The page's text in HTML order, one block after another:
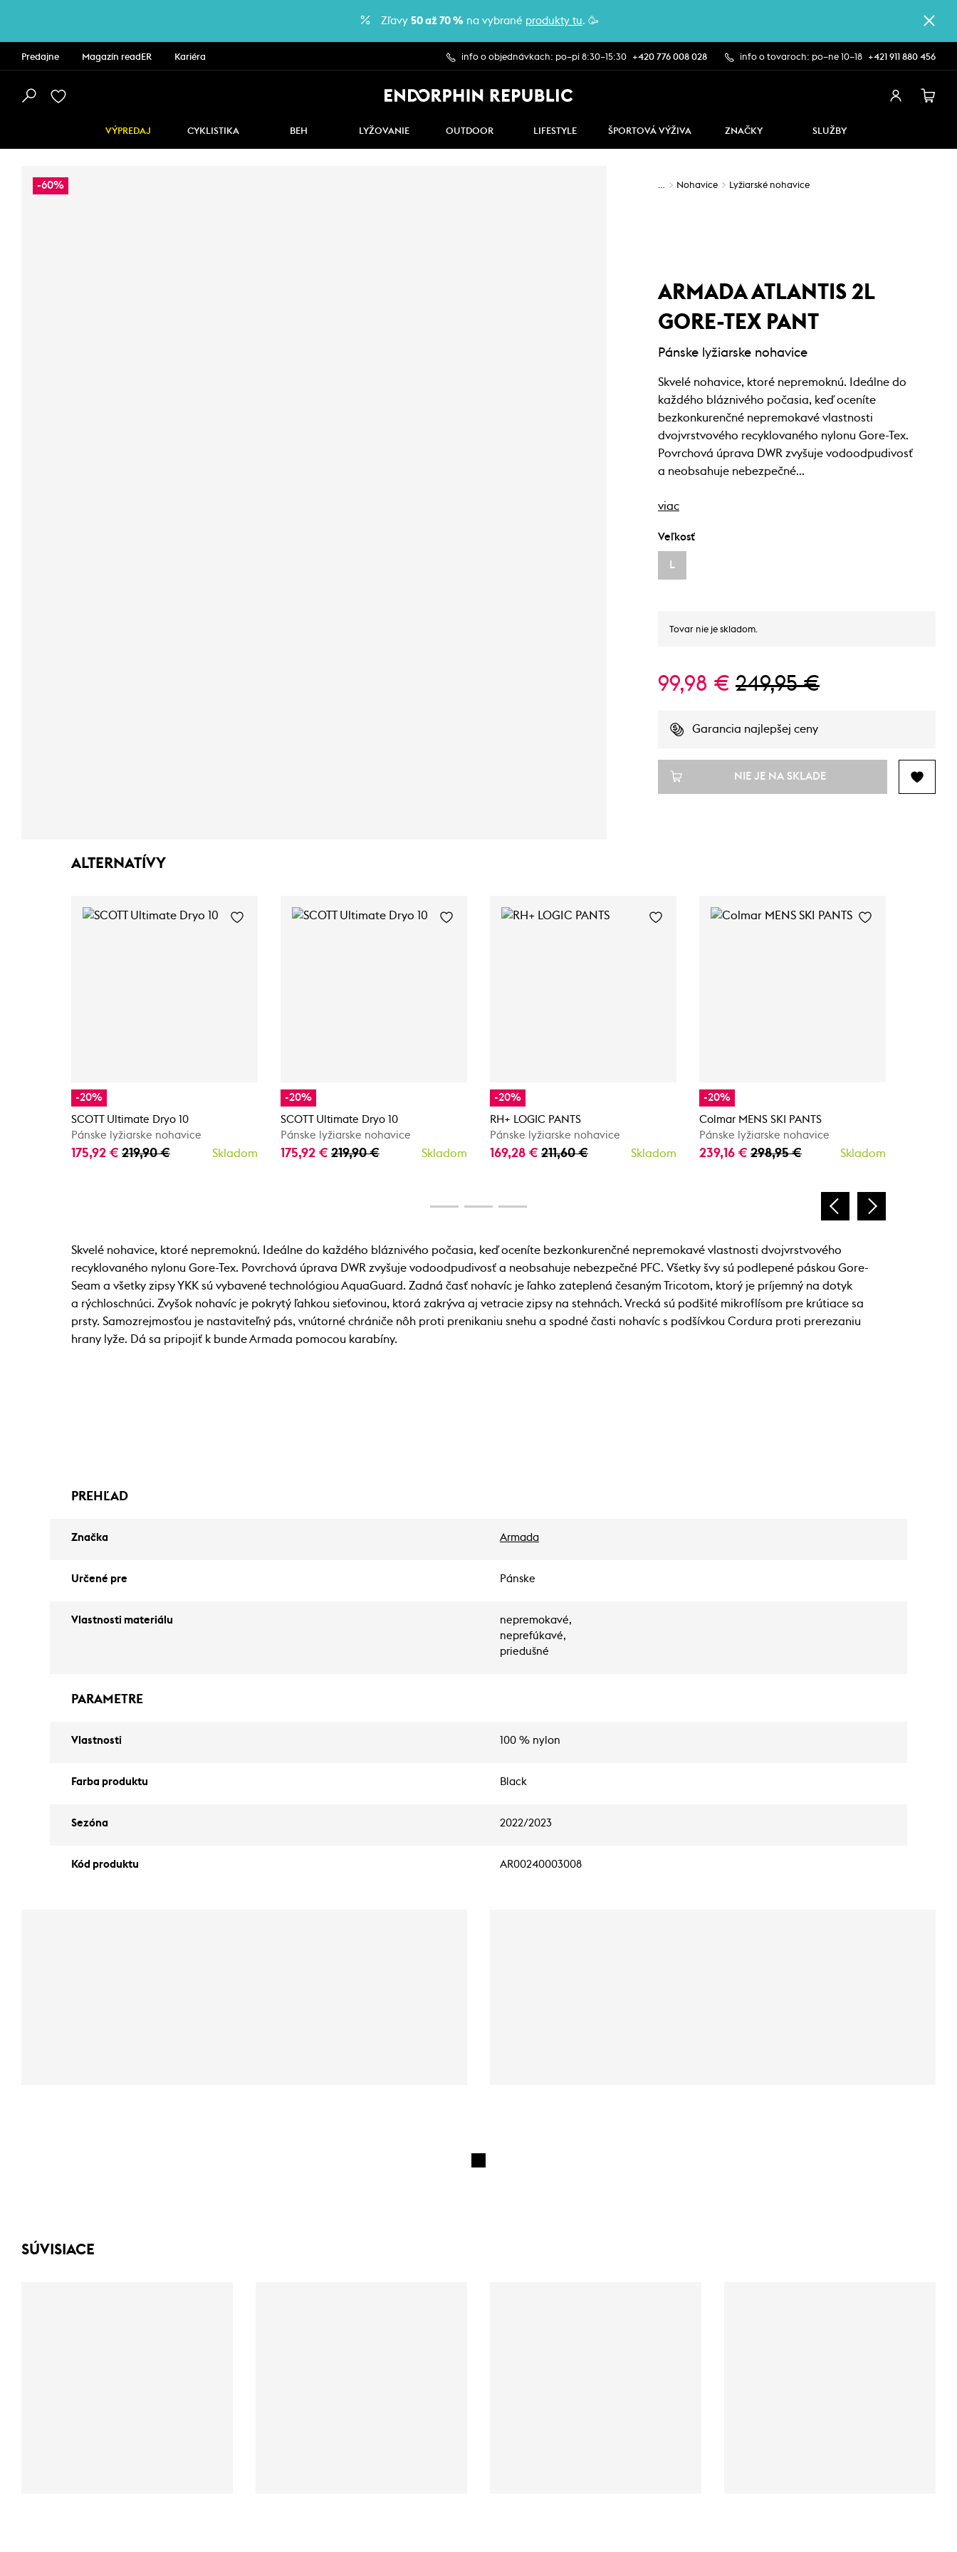
Zľavy 50 až 70 % na vybrané produkty tu. 🥳
Predajne Magazín readER Kariéra info o objednávkach: po–pi 8:30–15:30 +420 776 008 028 info o tovaroch: po–ne 10–18 +421 911 880 456
VÝPREDAJ CYKLISTIKA BEH LYŽOVANIE OUTDOOR LIFESTYLE ŠPORTOVÁ VÝŽIVA ZNAČKY SLUŽBY
-60% … Nohavice Lyžiarské nohavice
ARMADA ATLANTIS 2L
GORE-TEX PANT
Pánske lyžiarske nohavice
Skvelé nohavice, ktoré nepremoknú. Ideálne do
každého bláznivého počasia, keď oceníte
bezkonkurenčné nepremokavé vlastnosti
dvojvrstvového recyklovaného nylonu Gore-Tex.
Povrchová úprava DWR zvyšuje vodoodpudivosť
a neobsahuje nebezpečné…
viac
Veľkosť
L
Tovar nie je skladom.
99,98 € 249,95 €
Garancia najlepšej ceny
NIE JE NA SKLADE
ALTERNATÍVY
-20%
SCOTT Ultimate Dryo 10
Pánske lyžiarske nohavice
175,92 € 219,90 € Skladom
-20%
SCOTT Ultimate Dryo 10
Pánske lyžiarske nohavice
175,92 € 219,90 € Skladom
-20%
RH+ LOGIC PANTS
Pánske lyžiarske nohavice
169,28 € 211,60 € Skladom
-20%
Colmar MENS SKI PANTS
Pánske lyžiarske nohavice
239,16 € 298,95 € Skladom
Skvelé nohavice, ktoré nepremoknú. Ideálne do každého bláznivého počasia, keď oceníte bezkonkurenčné nepremokavé vlastnosti dvojvrstvového
recyklovaného nylonu Gore-Tex. Povrchová úprava DWR zvyšuje vodoodpudivosť a neobsahuje nebezpečné PFC. Všetky švy sú podlepené páskou Gore-
Seam a všetky zipsy YKK sú vybavené technológiou AquaGuard. Zadná časť nohavíc je ľahko zateplená česaným Tricotom, ktorý je príjemný na dotyk
a rýchloschnúci. Zvyšok nohavíc je pokrytý ľahkou sieťovinou, ktorá zakrýva aj vetracie zipsy na stehnách. Vrecká sú podšité mikroflísom pre krútiace sa
prsty. Samozrejmosťou je nastaviteľný pás, vnútorné chrániče nôh proti prenikaniu snehu a spodné časti nohavíc s podšívkou Cordura proti prerezaniu
hrany lyže. Dá sa pripojiť k bunde Armada pomocou karabíny.
PREHĽAD
Značka Armada
Určené pre Pánske
Vlastnosti materiálu
nepremokavé,
neprefúkavé,
priedušné
PARAMETRE
Vlastnosti 100 % nylon
Farba produktu Black
Sezóna 2022/2023
Kód produktu AR00240003008
SÚVISIACE